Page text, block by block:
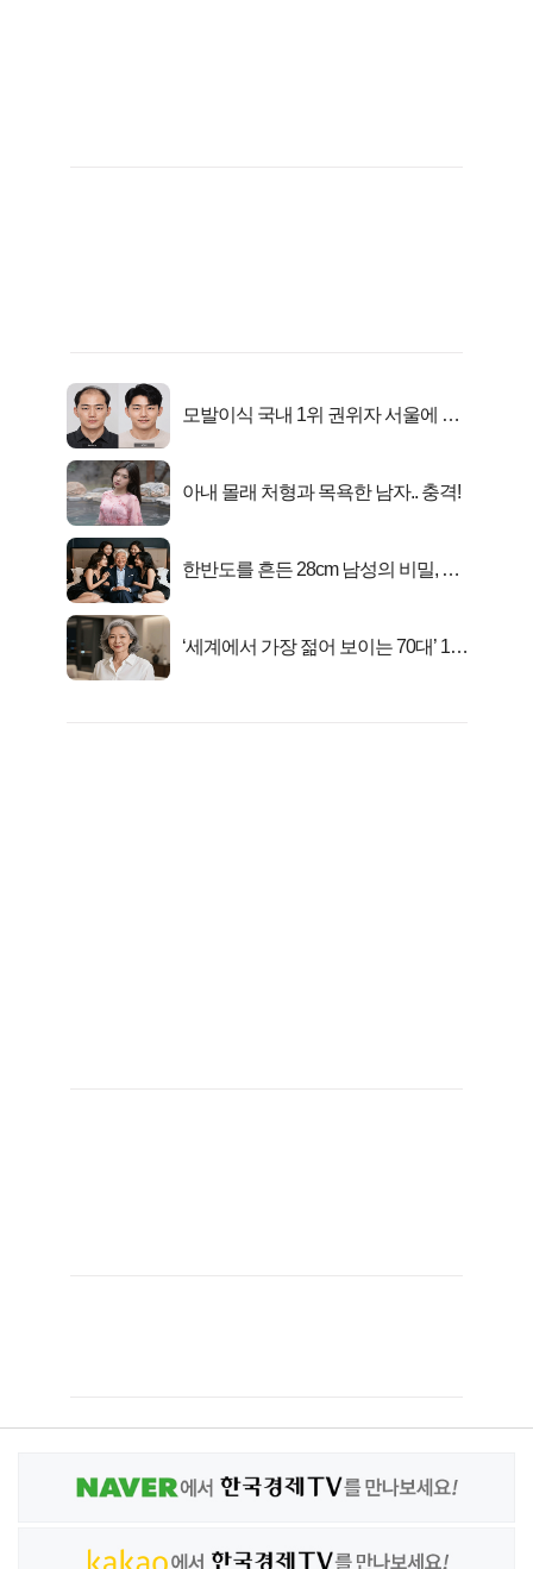
모발이식 국내 1위 권위자 서울에 있
아내 몰래 처형과 목욕한 남자.. 충격!
한반도를 흔든 28cm 남성의 비밀, 매
‘세계에서 가장 젊어 보이는 70대’ 1위